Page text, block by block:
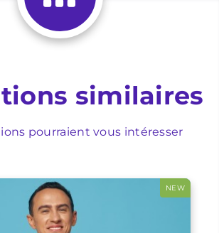
similaires
pourraient vous intéresser
NEW